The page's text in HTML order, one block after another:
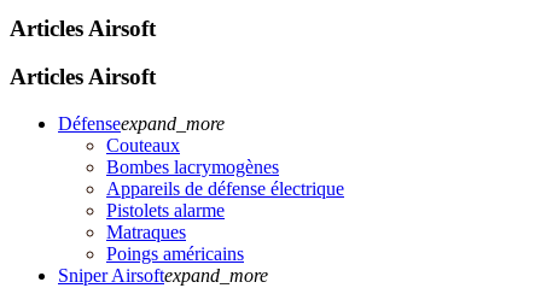
Articles Airsoft
Articles Airsoft
Défenseexpand_more
Couteaux
Bombes lacrymogènes
Appareils de défense électrique
Pistolets alarme
Matraques
Poings américains
Sniper Airsoftexpand_more